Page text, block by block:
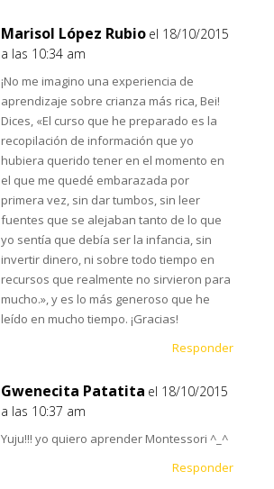
Marisol López Rubio el 18/10/2015
a las 10:34 am
¡No me imagino una experiencia de
aprendizaje sobre crianza más rica, Bei!
Dices, «El curso que he preparado es la
recopilación de información que yo
hubiera querido tener en el momento en
el que me quedé embarazada por
primera vez, sin dar tumbos, sin leer
fuentes que se alejaban tanto de lo que
yo sentía que debía ser la infancia, sin
invertir dinero, ni sobre todo tiempo en
recursos que realmente no sirvieron para
mucho.», y es lo más generoso que he
leído en mucho tiempo. ¡Gracias!
Responder
Gwenecita Patatita el 18/10/2015
a las 10:37 am
Yuju!!! yo quiero aprender Montessori ^_^
Responder